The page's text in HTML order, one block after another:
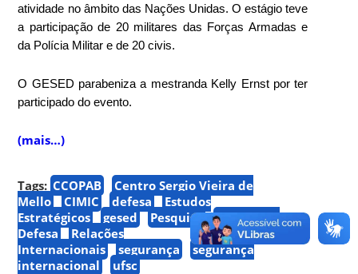
atividade no âmbito das Nações Unidas. O estágio teve
a participação de 20 militares das Forças Armadas e
da Polícia Militar e de 20 civis.
O GESED parabeniza a mestranda Kelly Ernst por ter
participado do evento.
(mais…)
Tags: CCOPAB
Centro Sergio Vieira de
Mello
CIMIC defesa
Estudos
Estratégicos
gesed Pesquisa
Política de
Defesa
Relações
Internacionais
segurança
segurança
internacional
ufsc